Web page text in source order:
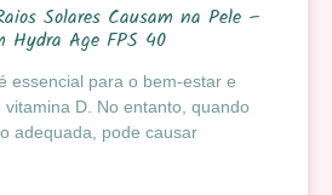
Solares Causam na Pele –
Hydra Age FPS 40
essencial para o bem-estar e
D. No entanto, quando
adequada, pode causar